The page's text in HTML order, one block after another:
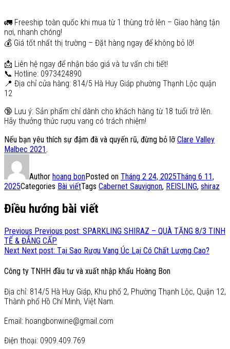
🚛 Freeship toàn quốc khi mua từ 1 thùng trở lên – Giao hàng tận
nơi, nhanh chóng!
💰 Giá tốt nhất thị trường – Đặt hàng ngay để không bỏ lỡ!
📩 Liên hệ ngay để nhận báo giá và tư vấn chi tiết!
📞 Hotline: 0973424890
📍 Địa chỉ cửa hàng: 814/5 Hà Huy Giáp phường Thạnh Lộc quận
12
🔞 Lưu ý: Sản phẩm chỉ dành cho khách hàng từ 18 tuổi trở lên.
Hãy thưởng thức rượu vang có trách nhiệm!
Nếu bạn yêu thích sự đậm đà và quyến rũ, đừng bỏ lỡ Clare Valley
Malbec 2021.
Author hoang bonPosted on Tháng 2 24, 2025Tháng 6 11,
2025Categories Bài viếtTags Cabernet Sauvignon, REISLING, shiraz
Điều hướng bài viết
Previous Previous post: SPARKLING SHIRAZ – QUÀ TẶNG 8/3 TINH
TẾ & ĐẲNG CẤP
Next Next post: Tại Sao Rượu Vang Úc Lại Có Chất Lượng Cao?
Công ty TNHH đầu tư và xuất nhập khẩu Hoàng Bon
Địa chỉ: 814/5 Hà Huy Giáp, Khu phố 2, Phường Thạnh Lộc, Quận 12,
Thành phố Hồ Chí Minh, Việt Nam.
Email: hoangbonwine@gmail.com
Điện thoại: 0909.409.769